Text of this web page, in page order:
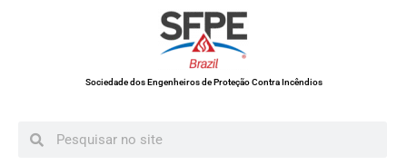
Sociedade dos Engenheiros de Proteção Contra Incêndios